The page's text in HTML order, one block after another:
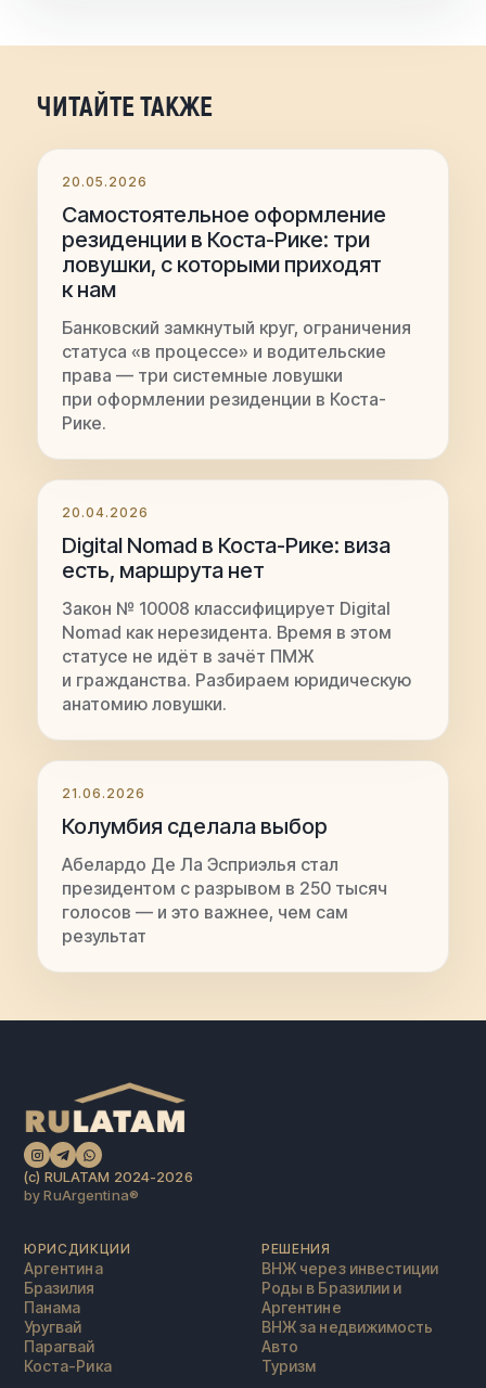
ЧИТАЙТЕ ТАКЖЕ
20.05.2026
Самостоятельное оформление
резиденции в Коста-Рике: три
ловушки, с которыми приходят
к нам
Банковский замкнутый круг, ограничения
статуса «в процессе» и водительские
права — три системные ловушки
при оформлении резиденции в Коста-
Рике.
20.04.2026
Digital Nomad в Коста-Рике: виза
есть, маршрута нет
Закон № 10008 классифицирует Digital
Nomad как нерезидента. Время в этом
статусе не идёт в зачёт ПМЖ
и гражданства. Разбираем юридическую
анатомию ловушки.
21.06.2026
Колумбия сделала выбор
Абелардо Де Ла Эсприэлья стал
президентом с разрывом в 250 тысяч
голосов — и это важнее, чем сам
результат
(c) RULATAM 2024-2026
by RuArgentina®️
ЮРИСДИКЦИИ
Аргентина
Бразилия
Панама
Уругвай
Парагвай
Коста-Рика
РЕШЕНИЯ
ВНЖ через инвестиции
Роды в Бразилии и
Аргентине
ВНЖ за недвижимость
Авто
Туризм